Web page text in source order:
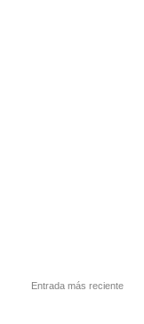
Entrada más reciente